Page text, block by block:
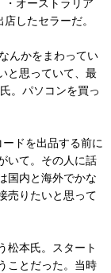
・オーストラリア
したセラーだ。
んかをまわってい
と思っていて、最
。パソコンを買っ
ードを出品する前に
いて。その人に話
国内と海外でかな
売りたいと思って
松本氏。スタート
ことだった。当時